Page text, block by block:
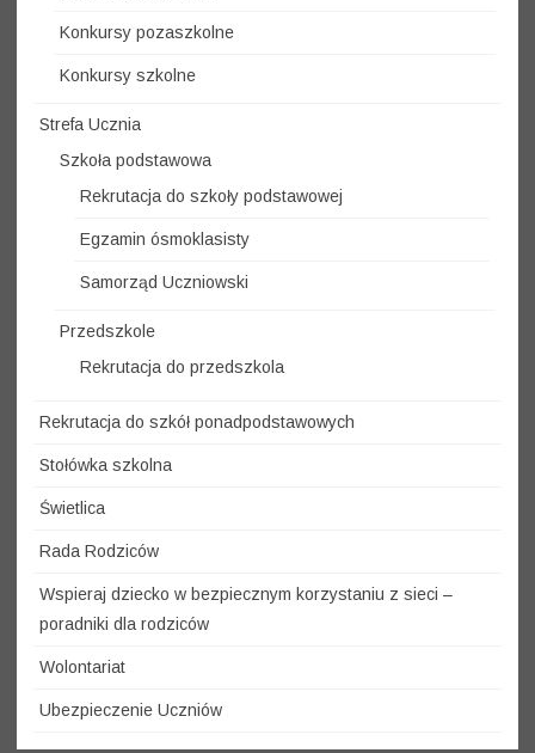
Konkursy pozaszkolne
Konkursy szkolne
Strefa Ucznia
Szkoła podstawowa
Rekrutacja do szkoły podstawowej
Egzamin ósmoklasisty
Samorząd Uczniowski
Przedszkole
Rekrutacja do przedszkola
Rekrutacja do szkół ponadpodstawowych
Stołówka szkolna
Świetlica
Rada Rodziców
Wspieraj dziecko w bezpiecznym korzystaniu z sieci –
poradniki dla rodziców
Wolontariat
Ubezpieczenie Uczniów